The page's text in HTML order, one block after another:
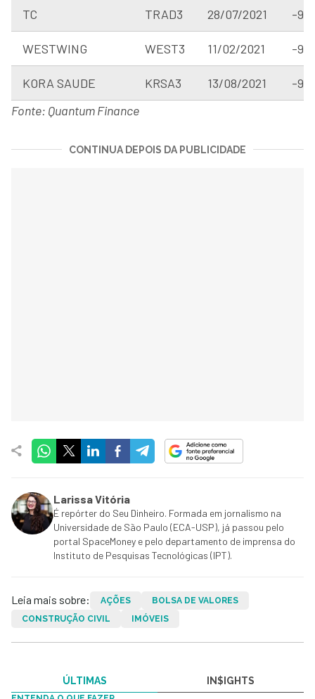
TC TRAD3 28/07/2021 -
WESTWING WEST3 11/02/2021 -
KORA SAUDE KRSA3 13/08/2021
-
Fonte: Quantum Finance
CONTINUA DEPOIS DA PUBLICIDADE
Larissa Vitória
É repórter do Seu Dinheiro. Formada em jornalismo na
Universidade de São Paulo (ECA-USP), já passou pelo
portal SpaceMoney e pelo departamento de imprensa do
Instituto de Pesquisas Tecnológicas (IPT).
Leia mais sobre: AÇÕES
BOLSA DE VALORES
CONSTRUÇÃO CIVIL
IMÓVEIS
ÚLTIMAS IN$IGHTS